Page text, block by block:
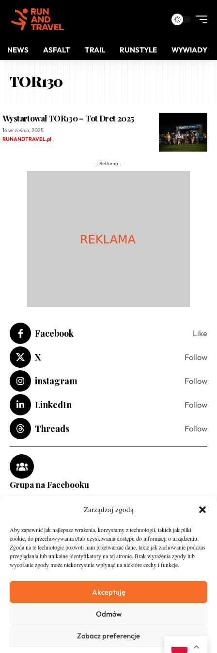
Zarządzaj zgodą
Aby zapewnić jak najlepsze wrażenia, korzystamy z technologii, takich jak pliki
cookie, do przechowywania i/lub uzyskiwania dostępu do informacji o urządzeniu.
Zgoda na te technologie pozwoli nam przetwarzać dane, takie jak zachowanie podczas
przeglądania lub unikalne identyfikatory na tej stronie. Brak wyrażenia zgody lub
wycofanie zgody może niekorzystnie wpłynąć na niektóre cechy i funkcje.
Akceptuję
Odmów
Zobacz preferencje
NEWS ASFALT TRAIL RUNSTYLE WYWIADY
TOR130
Wystartował TOR130 – Tot Dret 2025
16 września, 2025
RUNANDTRAVEL.pl
- Reklama -
Facebook Like
X Follow
instagram Follow
LinkedIn Follow
Threads Follow
Grupa na Facebooku
Asfalt
O nas
Zostań Patronem
Kontakt